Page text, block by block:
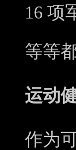
16 项
等等
运动
作为